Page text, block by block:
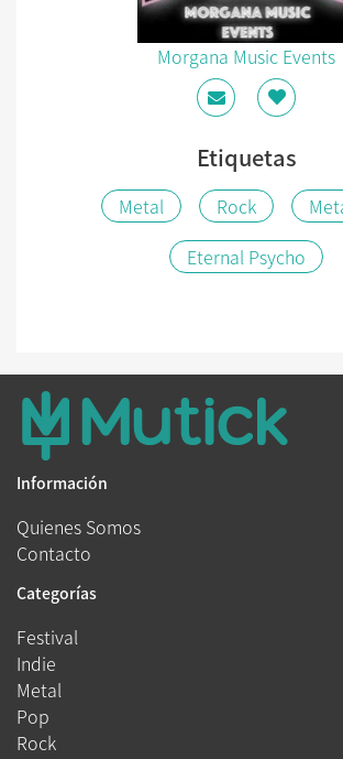
Morgana Music Events
Etiquetas
Metal Rock
Eternal Psycho
Información
Quienes Somos
Contacto
Categorías
Festival
Indie
Metal
Pop
Rock